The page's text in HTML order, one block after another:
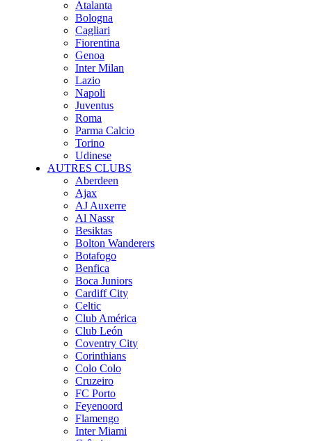
Atalanta
Bologna
Cagliari
Fiorentina
Genoa
Inter Milan
Lazio
Napoli
Juventus
Roma
Parma Calcio
Torino
Udinese
AUTRES CLUBS
Aberdeen
Ajax
AJ Auxerre
Al Nassr
Besiktas
Bolton Wanderers
Botafogo
Benfica
Boca Juniors
Cardiff City
Celtic
Club América
Club León
Coventry City
Corinthians
Colo Colo
Cruzeiro
FC Porto
Feyenoord
Flamengo
Inter Miami